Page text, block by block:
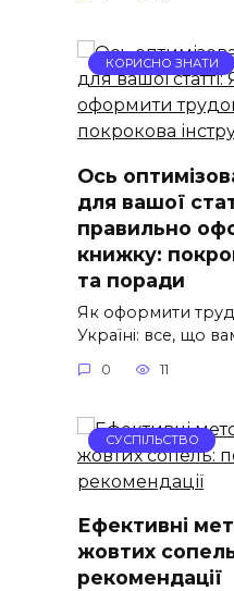
КОРИСНО ЗНАТИ
Ось
для вашої
правильно
книжку:
та поради
Як оформити
Україні: все, що
0 11
СУСПІЛЬСТВО
Ефективні
жовтих
рекомендації